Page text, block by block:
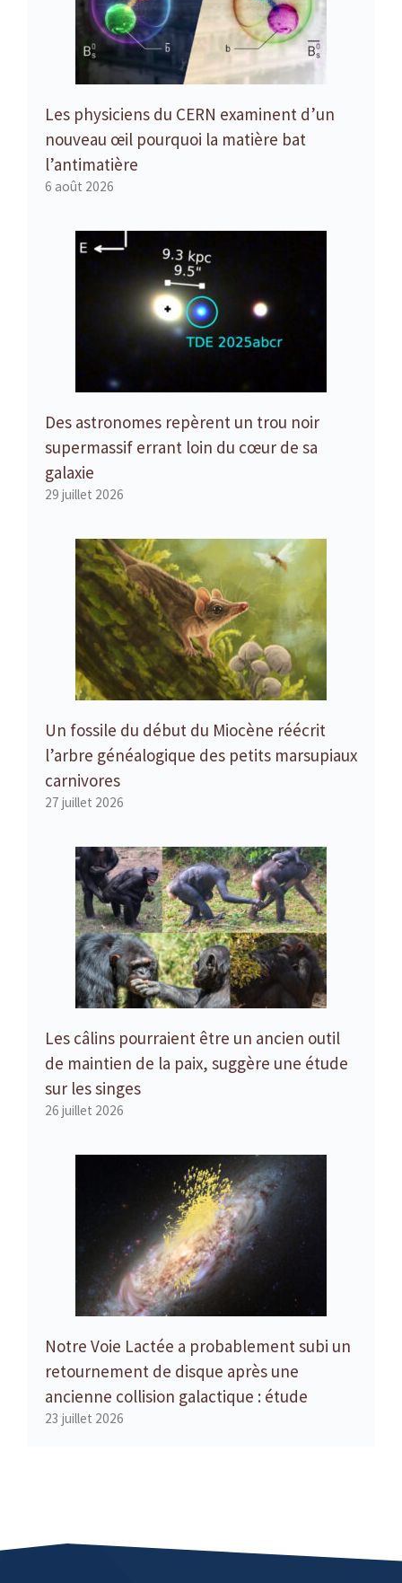
Les physiciens du CERN examinent d’un
nouveau œil pourquoi la matière bat
l’antimatière
6 août 2026
Des astronomes repèrent un trou noir
supermassif errant loin du cœur de sa
galaxie
29 juillet 2026
Un fossile du début du Miocène réécrit
l’arbre généalogique des petits marsupiaux
carnivores
27 juillet 2026
Les câlins pourraient être un ancien outil
de maintien de la paix, suggère une étude
sur les singes
26 juillet 2026
Notre Voie Lactée a probablement subi un
retournement de disque après une
ancienne collision galactique : étude
23 juillet 2026